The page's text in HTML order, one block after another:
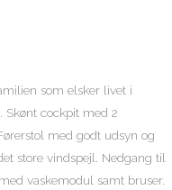
som elsker livet i
Skønt cockpit med 2
med godt udsyn og
store vindspejl. Nedgang til
vaskemodul samt bruser.